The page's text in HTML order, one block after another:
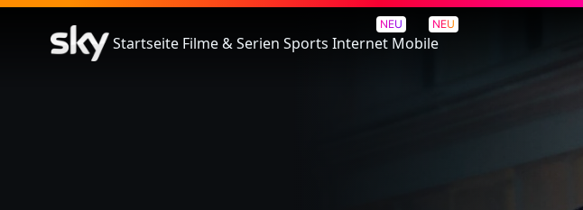
Startseite Filme & Serien Sports
NEU
Internet
NEU
Mobile
The Foreigner